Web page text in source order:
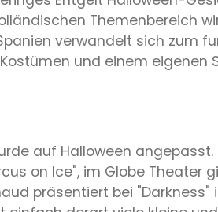
Themenbereich
verwandelt sich zum
und einem eigenen
auf Halloween
on Ice", im Globe
präsentiert bei